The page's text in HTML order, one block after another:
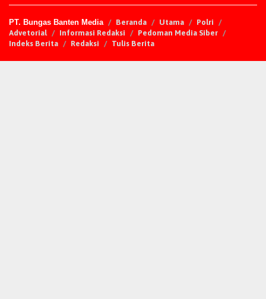
PT. Bungas Banten Media Beranda Utama
Polri
Advetorial
Informasi Redaksi
Pedoman Media Siber
Indeks Berita
Redaksi Tulis Berita